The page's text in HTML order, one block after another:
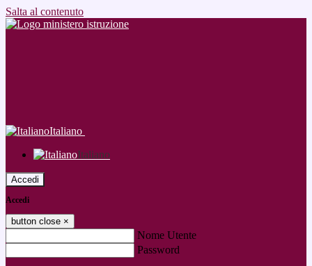
Salta al contenuto
Italiano
Italiano
Accedi
Accedi
button close ×
Nome Utente
Password